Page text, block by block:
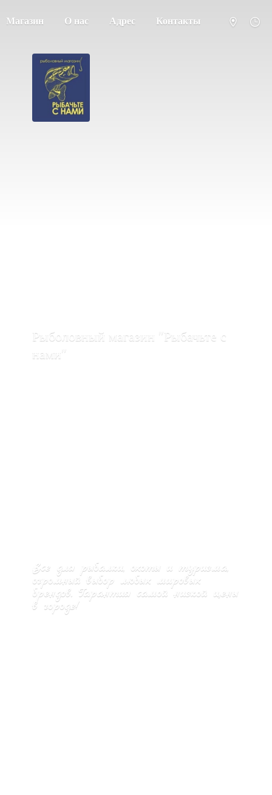
Магазин О нас Адрес Контакты
Все для рыбалки, охоты и туризма,
огромный выбор любых мировых
брендов. Гарантия самой низкой цены
в городе!
Рыболовный магазин "Рыбачьте с
нами"